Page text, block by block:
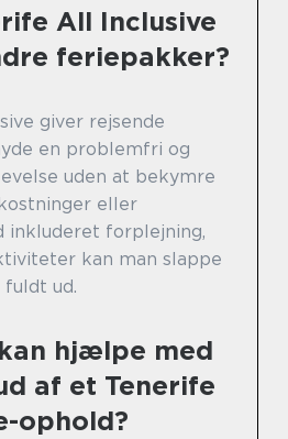
All Inclusive
feriepakker?
giver rejsende
en problemfri og
uden at bekymre
eller
inkluderet forplejning,
kan man slappe
ud.
hjælpe med
af et Tenerife
ophold?